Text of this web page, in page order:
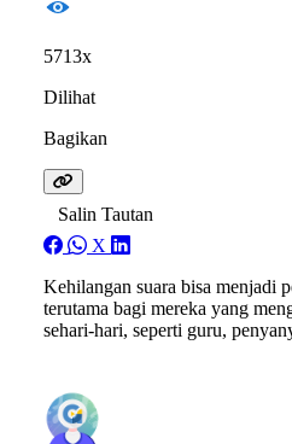
5713x
Dilihat
Bagikan
Salin Tautan
X
Kehilangan suara bisa menjadi
terutama bagi mereka yang
sehari-hari, seperti guru,